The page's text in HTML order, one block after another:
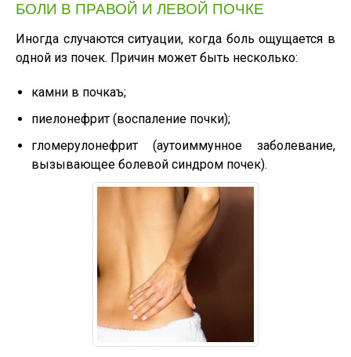
БОЛИ В ПРАВОЙ И ЛЕВОЙ ПОЧКЕ
Иногда случаются ситуации, когда боль ощущается в
одной из почек. Причин может быть несколько:
камни в почкаъ;
пиелонефрит (воспаление почки);
гломерулонефрит (аутоиммунное заболевание,
вызывающее болевой синдром почек).